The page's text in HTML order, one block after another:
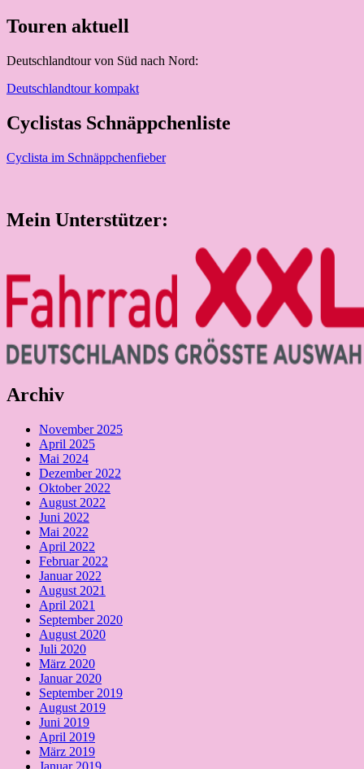
Touren aktuell
Deutschlandtour von Süd nach Nord:
Deutschlandtour kompakt
Cyclistas Schnäppchenliste
Cyclista im Schnäppchenfieber
Mein Unterstützer:
Archiv
November 2025
April 2025
Mai 2024
Dezember 2022
Oktober 2022
August 2022
Juni 2022
Mai 2022
April 2022
Februar 2022
Januar 2022
August 2021
April 2021
September 2020
August 2020
Juli 2020
März 2020
Januar 2020
September 2019
August 2019
Juni 2019
April 2019
März 2019
Januar 2019